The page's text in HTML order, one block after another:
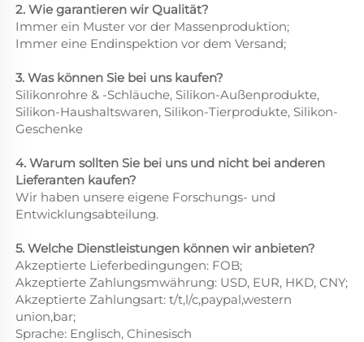
2. Wie garantieren wir Qualität?
Immer ein Muster vor der Massenproduktion;
Immer eine Endinspektion vor dem Versand;
3. Was können Sie bei uns kaufen?
Silikonrohre & -Schläuche, Silikon-Außenprodukte,
Silikon-Haushaltswaren, Silikon-Tierprodukte, Silikon-
Geschenke
4. Warum sollten Sie bei uns und nicht bei anderen
Lieferanten kaufen?
Wir haben unsere eigene Forschungs- und
Entwicklungsabteilung.
5. Welche Dienstleistungen können wir anbieten?
Akzeptierte Lieferbedingungen: FOB;
Akzeptierte Zahlungsmwährung: USD, EUR, HKD, CNY;
Akzeptierte Zahlungsart: t/t,l/c,paypal,western
union,bar;
Sprache: Englisch, Chinesisch